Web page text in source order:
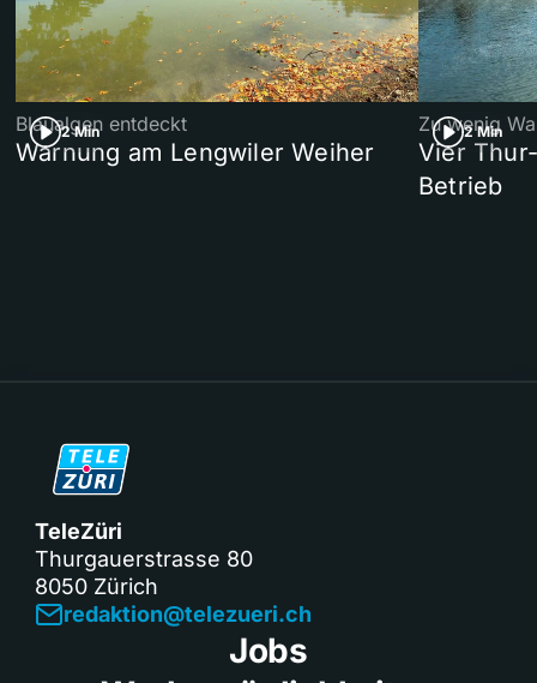
2 Min
Blaualgen entdeckt
Warnung am Lengwiler Weiher
2 Min
Zu wenig
Vier
Betrieb
TeleZüri
Thurgauerstrasse 80
8050 Zürich
redaktion@telezueri.ch
Jobs